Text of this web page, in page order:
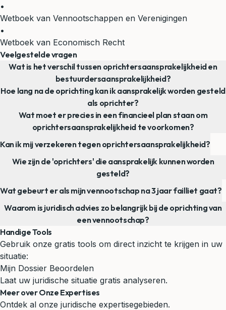
•
Wetboek van Vennootschappen en Verenigingen
•
Wetboek van Economisch Recht
Veelgestelde vragen
Wat is het verschil tussen oprichtersaansprakelijkheid en
bestuurdersaansprakelijkheid?
Hoe lang na de oprichting kan ik aansprakelijk worden gesteld
als oprichter?
Wat moet er precies in een financieel plan staan om
oprichtersaansprakelijkheid te voorkomen?
Kan ik mij verzekeren tegen oprichtersaansprakelijkheid?
Wie zijn de 'oprichters' die aansprakelijk kunnen worden
gesteld?
Wat gebeurt er als mijn vennootschap na 3 jaar failliet gaat?
Waarom is juridisch advies zo belangrijk bij de oprichting van
een vennootschap?
Handige Tools
Gebruik onze gratis tools om direct inzicht te krijgen in uw
situatie:
Mijn Dossier Beoordelen
Laat uw juridische situatie gratis analyseren.
Meer over Onze Expertises
Ontdek al onze juridische expertisegebieden.